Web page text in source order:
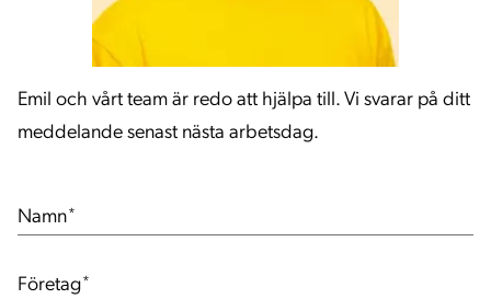
Emil och vårt team är redo att hjälpa till. Vi svarar på ditt
meddelande senast nästa arbetsdag.
Namn*
Företag*